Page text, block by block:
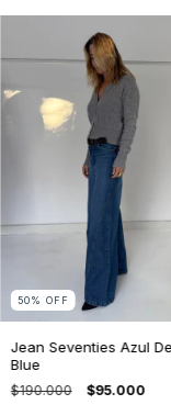
50% OFF
Jean Seventies Azul
Blue
$190.000 $95.000